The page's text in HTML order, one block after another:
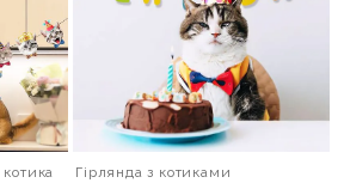
Гірлянда з котиками